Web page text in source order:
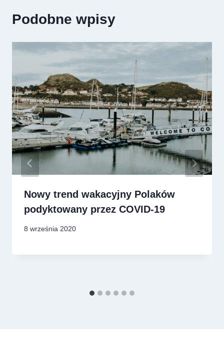
Podobne wpisy
Nowy trend wakacyjny Polaków
podyktowany przez COVID-19
8 września 2020